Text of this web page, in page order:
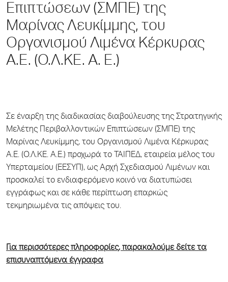
Επιπτώσεων (ΣΜΠΕ) της
Μαρίνας Λευκίμμης, του
Οργανισμού Λιμένα Κέρκυρας
Α.Ε. (Ο.Λ.ΚΕ. Α. Ε.)
Σε έναρξη της διαδικασίας διαβούλευσης της Στρατηγικής
Μελέτης Περιβαλλοντικών Επιπτώσεων (ΣΜΠΕ) της
Μαρίνας Λευκίμμης, του Οργανισμού Λιμένα Κέρκυρας
Α.Ε. (Ο.Λ.ΚΕ. Α.Ε.) προχωρά το ΤΑΙΠΕΔ, εταιρεία μέλος του
Υπερταμείου (ΕΕΣΥΠ), ως Αρχή Σχεδιασμού Λιμένων και
προσκαλεί το ενδιαφερόμενο κοινό να διατυπώσει
εγγράφως και σε κάθε περίπτωση επαρκώς
τεκμηριωμένα τις απόψεις του.
Για περισσότερες πληροφορίες, παρακαλούμε δείτε τα
επισυναπτόμενα έγγραφα